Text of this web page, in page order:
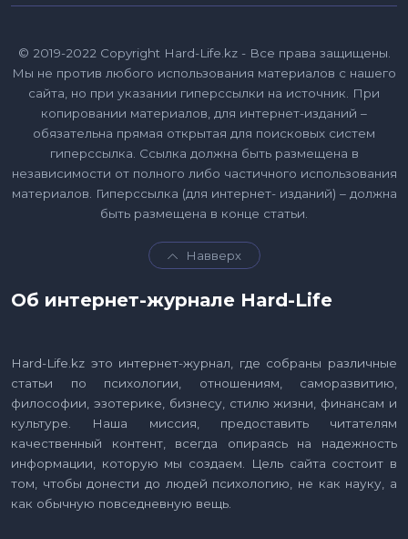
© 2019-2022 Copyright Hard-Life.kz - Все права защищены.
Мы не против любого использования материалов с нашего
сайта, но при указании гиперссылки на источник. При
копировании материалов, для интернет-изданий –
обязательна прямая открытая для поисковых систем
гиперссылка. Ссылка должна быть размещена в
независимости от полного либо частичного использования
материалов. Гиперссылка (для интернет- изданий) – должна
быть размещена в конце статьи.
Навверх
Об интернет-журнале Hard-Life
Hard-Life.kz это интернет-журнал, где собраны различные
статьи по психологии, отношениям, саморазвитию,
философии, эзотерике, бизнесу, стилю жизни, финансам и
культуре. Наша миссия, предоставить читателям
качественный контент, всегда опираясь на надежность
информации, которую мы создаем. Цель сайта состоит в
том, чтобы донести до людей психологию, не как науку, а
как обычную повседневную вещь.